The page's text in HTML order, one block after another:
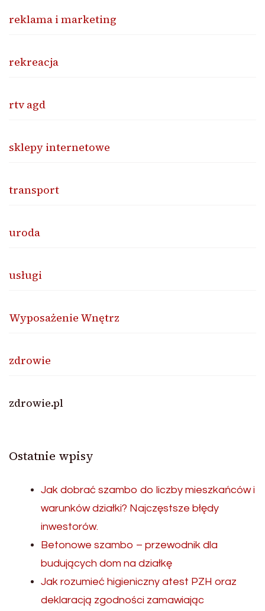
reklama i marketing
rekreacja
rtv agd
sklepy internetowe
transport
uroda
usługi
Wyposażenie Wnętrz
zdrowie
zdrowie.pl
Ostatnie wpisy
Jak dobrać szambo do liczby mieszkańców i
warunków działki? Najczęstsze błędy
inwestorów.
Betonowe szambo – przewodnik dla
budujących dom na działkę
Jak rozumieć higieniczny atest PZH oraz
deklaracją zgodności zamawiając